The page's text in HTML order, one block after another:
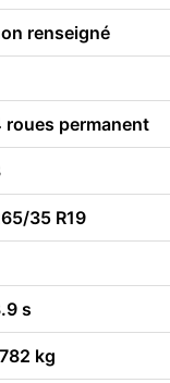
renseigné
roues permanent
35 R19
s
kg